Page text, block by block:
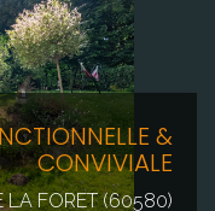
&
CONVIVIALE
LA FORET (60580)